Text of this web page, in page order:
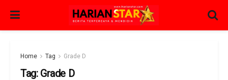
Home Tag Grade D
Tag: Grade D